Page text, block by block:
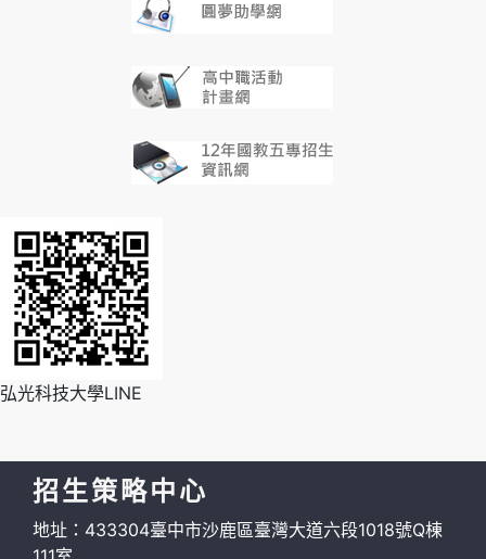
弘光科技大學LINE
招生策略中心
地址：433304臺中市沙鹿區臺灣大道六段1018號Q棟